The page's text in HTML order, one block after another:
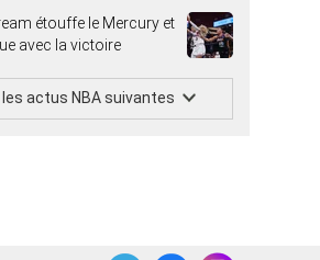
étouffe le Mercury et
avec la victoire
actus NBA suivantes